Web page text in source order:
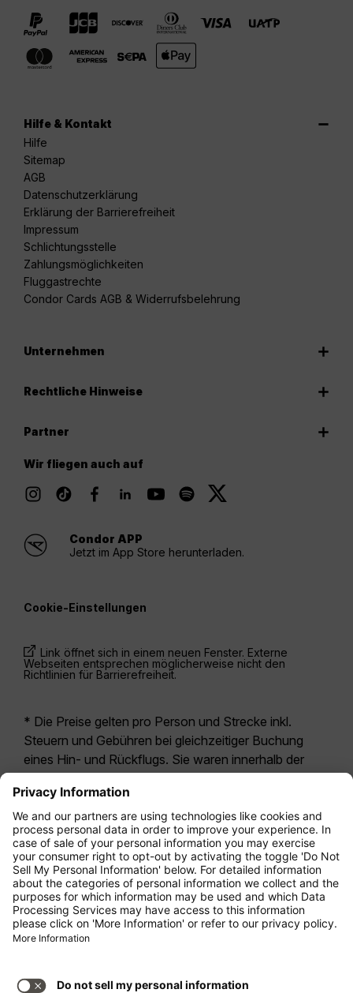
Hilfe & Kontakt
Hilfe
Sitemap
AGB
Datenschutzerklärung
Erklärung der Barrierefreiheit
Impressum
Schlichtungsstelle
Zahlungsmöglichkeiten
Fluggastrechte
Condor Cards AGB & Widerrufsbelehrung
Unternehmen
Rechtliche Hinweise
Partner
Wir fliegen auch auf
Condor APP
Jetzt im App Store herunterladen.
Cookie-Einstellungen
Link öffnet sich in einem neuen Fenster. Externe
Webseiten entsprechen möglicherweise nicht den
Richtlinien für Barrierefreiheit.
* Die Preise gelten pro Person und Strecke inkl.
Steuern und Gebühren bei gleichzeitiger Buchung
eines Hin- und Rückflugs. Sie waren innerhalb der
letzten 24 Stunden verfügbar und sind
möglicherweise nicht mehr aktuell. Bei den für die
Economy Class angegebenen Tarifen handelt es
sich i.d.R. um Economy Zero, unsere restriktivste
Tarifoption. Es können hierfür zusätzliche Gebühren
fürAufgabegepäckoder für andere optionale
Leistungen anfallen. Es gelten dieAllgemeinen
Geschäftsbedingungen .